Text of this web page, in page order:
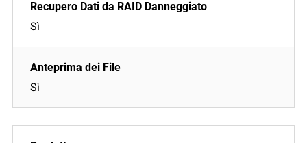
Sì
Sì